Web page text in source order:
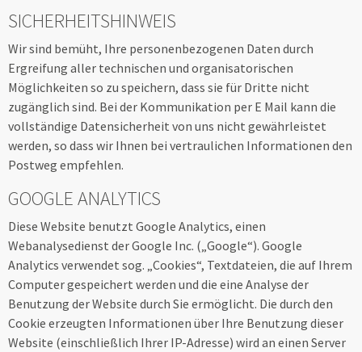
SICHERHEITSHINWEIS
Wir sind bemüht, Ihre personenbezogenen Daten durch
Ergreifung aller technischen und organisatorischen
Möglichkeiten so zu speichern, dass sie für Dritte nicht
zugänglich sind. Bei der Kommunikation per E Mail kann die
vollständige Datensicherheit von uns nicht gewährleistet
werden, so dass wir Ihnen bei vertraulichen Informationen den
Postweg empfehlen.
GOOGLE ANALYTICS
Diese Website benutzt Google Analytics, einen
Webanalysedienst der Google Inc. („Google“). Google
Analytics verwendet sog. „Cookies“, Textdateien, die auf Ihrem
Computer gespeichert werden und die eine Analyse der
Benutzung der Website durch Sie ermöglicht. Die durch den
Cookie erzeugten Informationen über Ihre Benutzung dieser
Website (einschließlich Ihrer IP-Adresse) wird an einen Server